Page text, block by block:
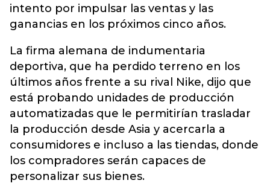
intento por impulsar las ventas y las
ganancias en los próximos cinco años.
La firma alemana de indumentaria
deportiva, que ha perdido terreno en los
últimos años frente a su rival Nike, dijo que
está probando unidades de producción
automatizadas que le permitirían trasladar
la producción desde Asia y acercarla a
consumidores e incluso a las tiendas, donde
los compradores serán capaces de
personalizar sus bienes.